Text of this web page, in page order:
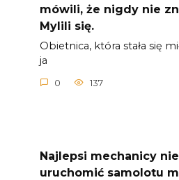
mówili, że nigdy nie
Mylili się.
Obietnica, która stała się
ja
0 137
Najlepsi mechanicy
uruchomić samolotu